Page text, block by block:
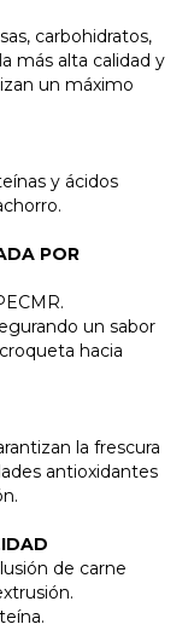
carbohidratos,
más alta calidad y
un máximo
y ácidos
POR
un sabor
hacia
la frescura
antioxidantes
de carne